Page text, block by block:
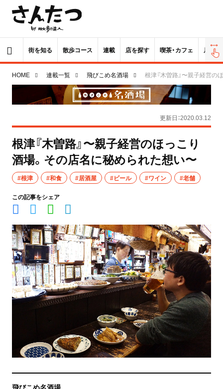
街を知る 散歩コース 連載 店を探す 喫茶・カフェ 居酒屋
HOME 連載一覧 飛びこめ名酒場 根津『木曽路』〜親子経営
更新日：2020.03.12
根津『木曽路』〜親子経営のほっこり
酒場。その店名に秘められた想い〜
#根津 #和食 #居酒屋 #ビール #ワイン #老舗
この記事をシェア